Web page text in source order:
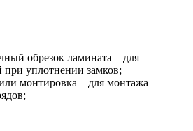
обрезок ламината – для
при уплотнении замков;
монтировка – для монтажа